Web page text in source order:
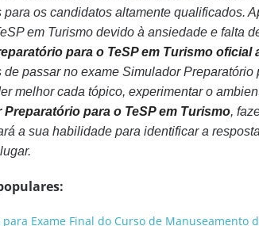
os candidatos altamente qualificados.
em Turismo devido à ansiedade e falta
para o TeSP em Turismo oficial
passar no exame Simulador
melhor cada tópico, experimentar o
Preparatório para o TeSP em Turismo,
a sua habilidade para identificar a
Exame Final do Curso de Manuseamento